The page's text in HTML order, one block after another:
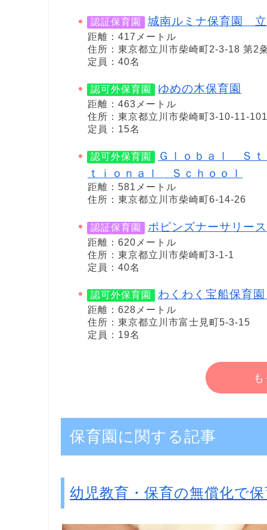
認証保育園 城南ルミナ保育園
距離：417メートル
住所：東京都立川市柴崎町2-3-18 第2
定員：40名
認可外保育園 ゆめの木保育園
距離：463メートル
住所：東京都立川市柴崎町3-10-11-101
定員：15名
認可外保育園
Ｇｌｏｂａｌ Ｓ
ｔｉｏｎａｌ Ｓｃｈｏｏｌ
距離：581メートル
住所：東京都立川市柴崎町6-14-26
認証保育園 ポピンズナーサリー
距離：620メートル
住所：東京都立川市柴崎町3-1-1
定員：40名
認可外保育園 わくわく宝船保育
距離：628メートル
住所：東京都立川市富士見町5-3-15
定員：19名
保育園に関する記事
幼児教育・保育の無償化で